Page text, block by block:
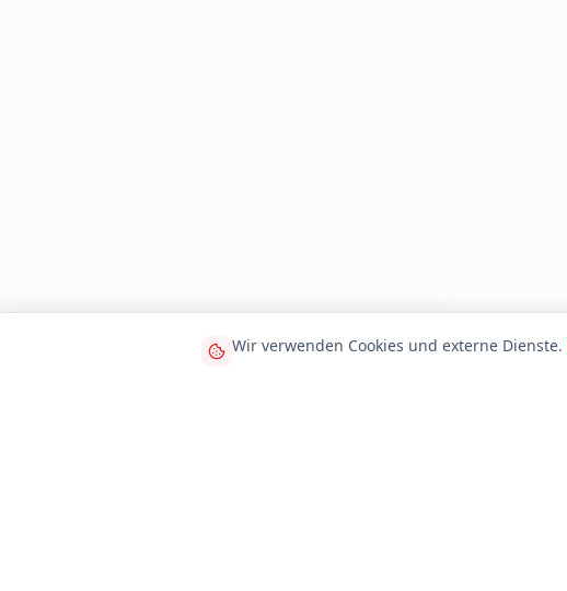
Wir verwenden Cookies und externe Dienste.